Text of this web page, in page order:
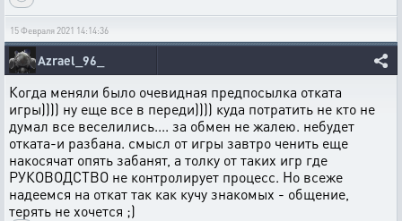
15 Февраля 2021 14:14:36
Azrael_96_
Когда меняли было очевидная предпосылка отката
игры)))) ну еще все в переди)))) куда потратить не кто не
думал все веселились.... за обмен не жалею. небудет
отката-и разбана. смысл от игры завтро ченить еще
накосячат опять забанят, а толку от таких игр где
РУКОВОДСТВО не контролирует процесс. Но всеже
надеемся на откат так как кучу знакомых - общение,
терять не хочется ;)